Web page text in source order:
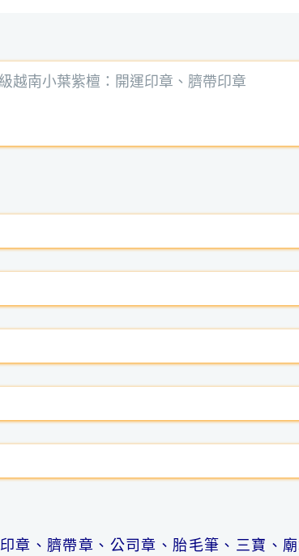
章、臍帶章、公司章、胎毛筆、三寶、